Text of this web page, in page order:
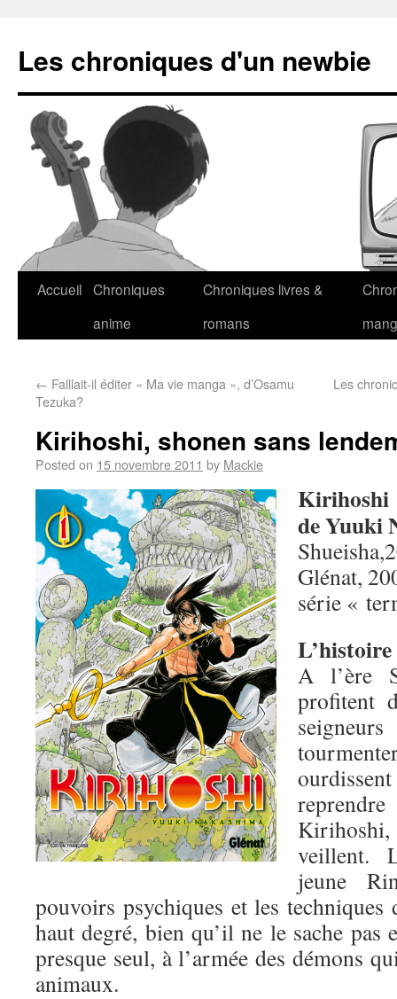
Les chroniques d'un newbie
Accueil Chroniques
anime
Chroniques livres &
romans
← Falllait-il éditer « Ma vie manga », d’Osamu
Tezuka?
Les
Kirihoshi, shonen sans
Posted on 15 novembre 2011 by Mackie
Kirihoshi
de Yuuki
Glénat,
série «
A l’ère
profitent
Kirihoshi,
veillent.
jeune
pouvoirs psychiques et les
haut degré, bien qu’il ne le sache pas
presque seul, à l’armée des démons
animaux.